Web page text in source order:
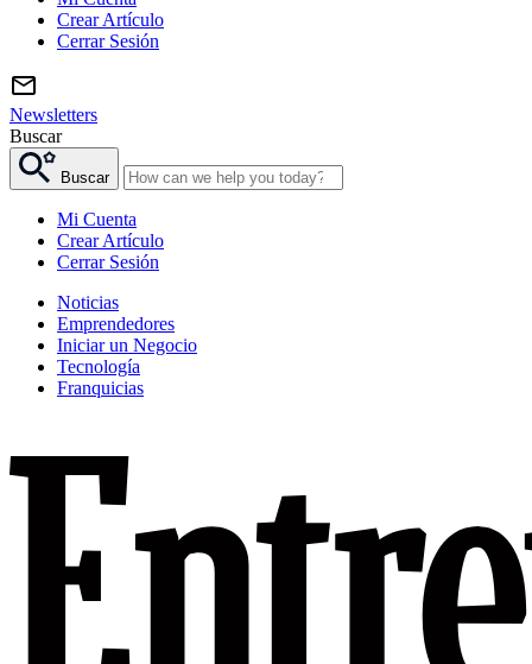
Crear Artículo
Cerrar Sesión
Newsletters
Buscar
Buscar
Mi Cuenta
Crear Artículo
Cerrar Sesión
Noticias
Emprendedores
Iniciar un Negocio
Tecnología
Franquicias